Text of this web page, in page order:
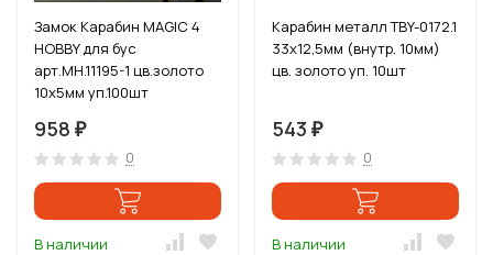
Замок Карабин MAGIC 4
HOBBY для бус
арт.MH.11195-1 цв.золото
10х5мм уп.100шт
958 ₽
0
В наличии
Карабин металл TBY-0172.1
33х12,5мм (внутр. 10мм)
цв. золото уп. 10шт
543 ₽
0
В наличии